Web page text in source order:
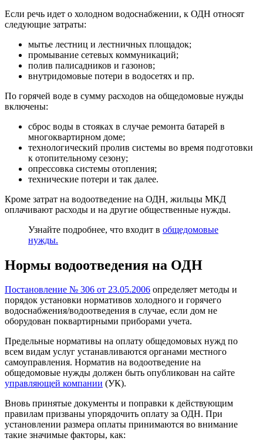
Если речь идет о холодном водоснабжении, к ОДН относят
следующие затраты:
мытье лестниц и лестничных площадок;
промывание сетевых коммуникаций;
полив палисадников и газонов;
внутридомовые потери в водосетях и пр.
По горячей воде в сумму расходов на общедомовые нужды
включены:
сброс воды в стояках в случае ремонта батарей в
многоквартирном доме;
технологический пролив системы во время подготовки
к отопительному сезону;
опрессовка системы отопления;
технические потери и так далее.
Кроме затрат на водоотведение на ОДН, жильцы МКД
оплачивают расходы и на другие общественные нужды.
Узнайте подробнее, что входит в общедомовые
нужды.
Нормы водоотведения на ОДН
Постановление № 306 от 23.05.2006 определяет методы и
порядок установки нормативов холодного и горячего
водоснабжения/водоотведения в случае, если дом не
оборудован поквартирными приборами учета.
Предельные нормативы на оплату общедомовых нужд по
всем видам услуг устанавливаются органами местного
самоуправления. Норматив на водоотведение на
общедомовые нужды должен быть опубликован на сайте
управляющей компании (УК).
Вновь принятые документы и поправки к действующим
правилам призваны упорядочить оплату за ОДН. При
установлении размера оплаты принимаются во внимание
такие значимые факторы, как: